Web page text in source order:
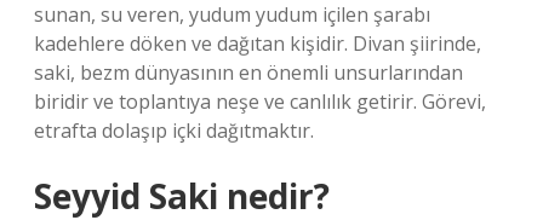
sunan, su veren, yudum yudum içilen şarabı
kadehlere döken ve dağıtan kişidir. Divan şiirinde,
saki, bezm dünyasının en önemli unsurlarından
biridir ve toplantıya neşe ve canlılık getirir. Görevi,
etrafta dolaşıp içki dağıtmaktır.
Seyyid Saki nedir?